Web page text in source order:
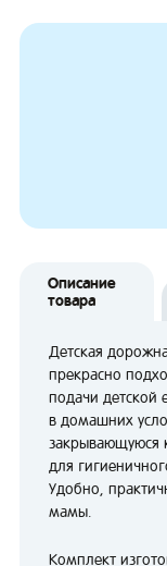
Описание
товара
Детская
прекрасно
подачи детской
в домашних
закрывающуюся
для
Удобно,
мамы.
Комплект